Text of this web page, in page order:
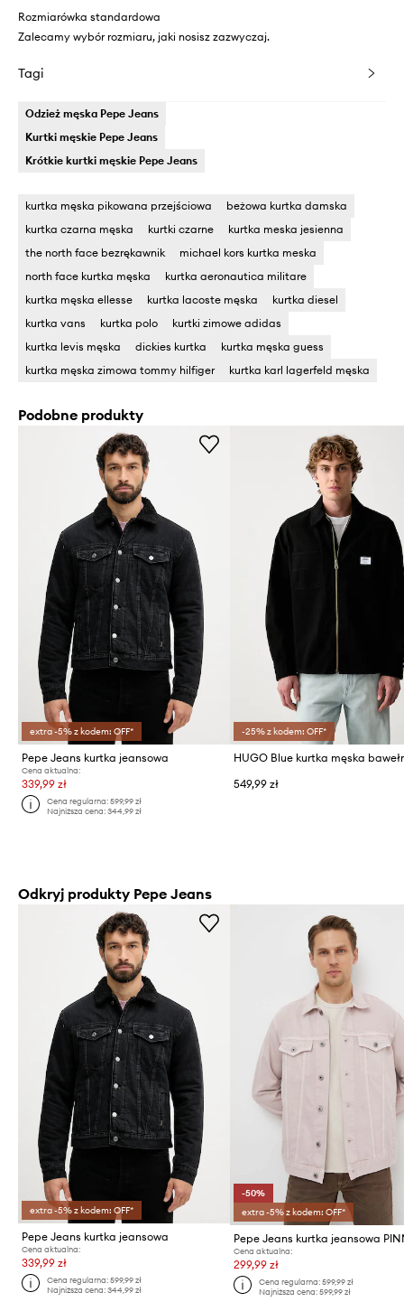
Rozmiarówka standardowa
Zalecamy wybór rozmiaru, jaki nosisz zazwyczaj.
Tagi
Odzież męska Pepe Jeans
Kurtki męskie Pepe Jeans
Krótkie kurtki męskie Pepe Jeans
kurtka męska pikowana przejściowa
beżowa kurtka damska
kurtka czarna męska
kurtki czarne
kurtka meska jesienna
the north face bezrękawnik
michael kors kurtka meska
north face kurtka męska
kurtka aeronautica militare
kurtka męska ellesse
kurtka lacoste męska
kurtka diesel
kurtka vans
kurtka polo
kurtki zimowe adidas
kurtka levis męska
dickies kurtka
kurtka męska guess
kurtka męska zimowa tommy hilfiger
kurtka karl lagerfeld męska
Podobne produkty
extra -5% z kodem: OFF*
Pepe Jeans kurtka jeansowa
Cena aktualna:
339,99 zł
Cena regularna:599,99 zł
Najniższa cena:344,99 zł
-25% z kodem: OFF*
549,99 zł
Odkryj produkty Pepe Jeans
extra -5% z kodem: OFF*
Pepe Jeans kurtka jeansowa
Cena aktualna:
339,99 zł
Cena regularna:599,99 zł
Najniższa cena:344,99 zł
-50%
extra -5% z kodem: OFF*
Cena aktualna:
299,99 zł
Cena regularna: 599,99 zł
Najniższa cena: 599,99 zł